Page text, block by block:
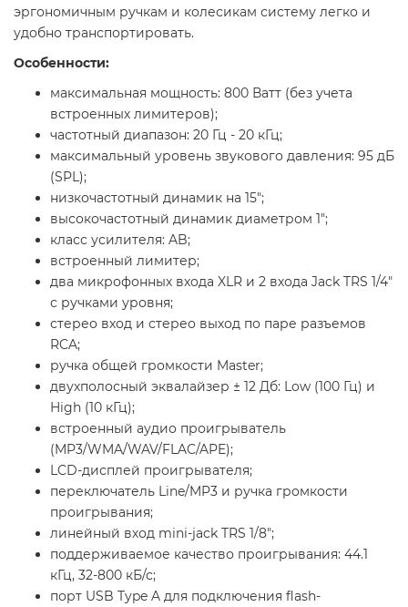
эргономичным ручкам и колесикам систему легко и
удобно транспортировать.
Особенности:
максимальная мощность: 800 Ватт (без учета
встроенных лимитеров);
частотный диапазон: 20 Гц - 20 кГц;
максимальный уровень звукового давления: 95 дБ
(SPL);
низкочастотный динамик на 15";
высокочастотный динамик диаметром 1";
класс усилителя: AB;
встроенный лимитер;
два микрофонных входа XLR и 2 входа Jack TRS 1/4"
с ручками уровня;
стерео вход и стерео выход по паре разъемов
RCA;
ручка общей громкости Master;
двухполосный эквалайзер ± 12 Дб: Low (100 Гц) и
High (10 кГц);
встроенный аудио проигрыватель
(MP3/WMA/WAV/FLAC/APE);
LCD-дисплей проигрывателя;
переключатель Line/MP3 и ручка громкости
проигрывания;
линейный вход mini-jack TRS 1/8";
поддерживаемое качество проигрывания: 44.1
кГц, 32-800 кБ/с;
порт USB Type A для подключения flash-